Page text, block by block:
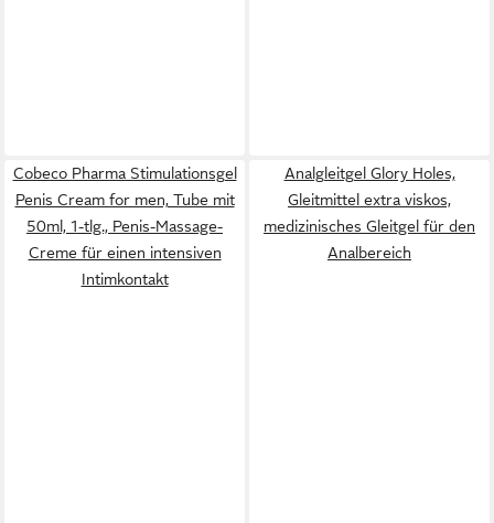
Cobeco Pharma Stimulationsgel
Penis Cream for men, Tube mit
50ml, 1-tlg., Penis-Massage-
Creme für einen intensiven
Intimkontakt
Analgleitgel Glory Holes,
Gleitmittel extra viskos,
medizinisches Gleitgel für den
Analbereich